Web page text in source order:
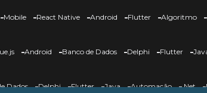
Mobile React Native Android Flutter Algoritmo
Android Banco de Dados Delphi Flutter
Dados Delphi Flutter Java Automação .Net